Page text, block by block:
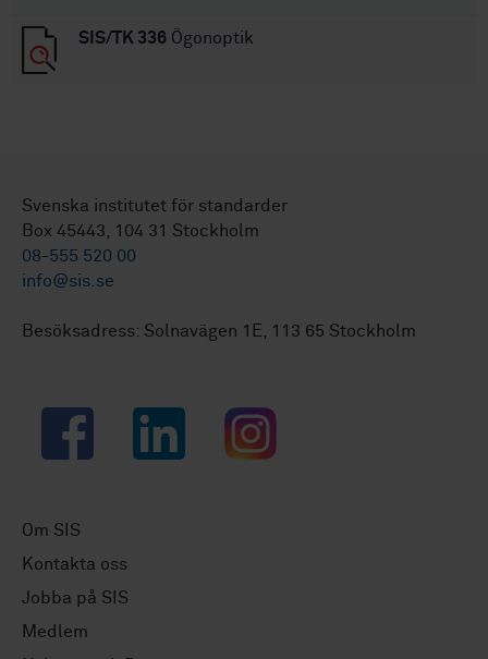
SIS/TK 336 Ögonoptik
Svenska institutet för standarder
Box 45443, 104 31 Stockholm
08-555 520 00
info@sis.se
Besöksadress: Solnavägen 1E, 113 65 Stockholm
Facebook LinkedIn Instagram
Om SIS
Kontakta oss
Jobba på SIS
Medlem